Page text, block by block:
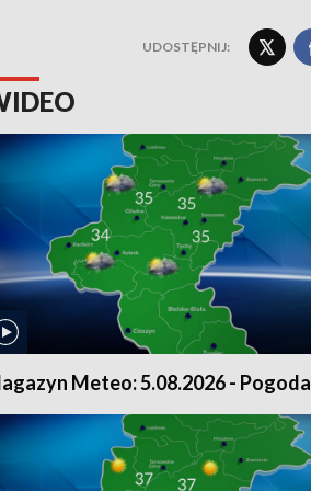
UDOSTĘPNIJ:
Meteo: 5.08.2026 - Pogoda